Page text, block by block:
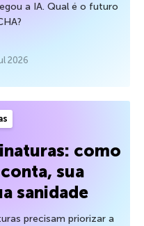
a IA. Qual é o futuro
2026
como
sua
sanidade
precisam priorizar a